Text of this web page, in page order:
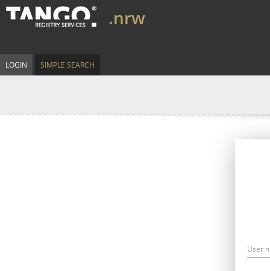
.nrw
LOGIN SIMPLE SEARCH
User